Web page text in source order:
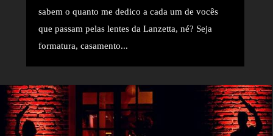
sabem o quanto me dedico a cada um de vocês
que passam pelas lentes da Lanzetta, né? Seja
formatura, casamento...